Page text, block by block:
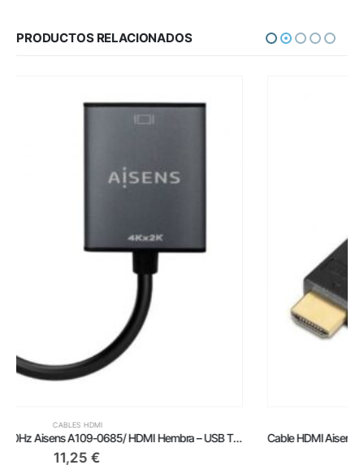
PRODUCTOS RELACIONADOS
Cable HDMI Aisens A119-0114/ HDMI Macho – Mini HDMI Macho/ Hasta 10W/ 720Mbps/ 1.8m/ Negro